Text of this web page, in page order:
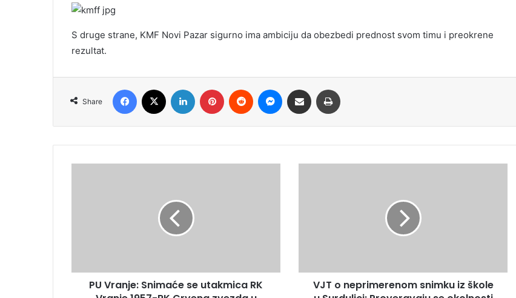
S druge strane, KMF Novi Pazar sigurno ima ambiciju da obezbedi prednost svom timu i preokrene
rezultat.
Share
Facebook LinkedIn Pinterest Reddit Messenger
Share via Email
PU Vranje: Snimaće se utakmica RK
VJT o neprimerenom snimku iz škole